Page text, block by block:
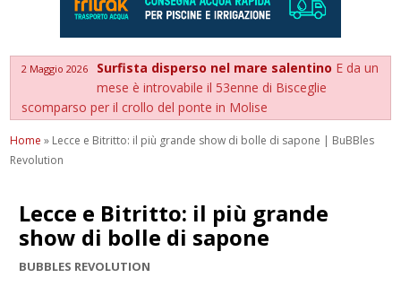
2 Maggio 2026 Surfista disperso nel mare salentino E da un
mese è introvabile il 53enne di Bisceglie
scomparso per il crollo del ponte in Molise
Home » Lecce e Bitritto: il più grande show di bolle di sapone | BuBBles
Revolution
Lecce e Bitritto: il più grande
show di bolle di sapone
BUBBLES REVOLUTION